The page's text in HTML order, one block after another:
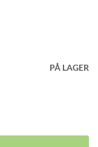
PÅ LAGER